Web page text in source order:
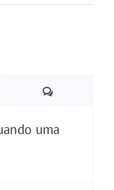
Comments
uma